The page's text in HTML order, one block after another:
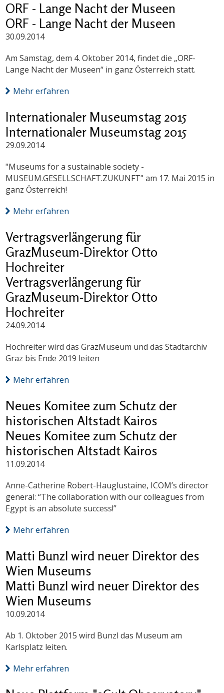
ORF - Lange Nacht der Museen
ORF - Lange Nacht der Museen
30.09.2014
Am Samstag, dem 4. Oktober 2014, findet die „ORF-
Lange Nacht der Museen“ in ganz Österreich statt.
Mehr erfahren
Internationaler Museumstag 2015
Internationaler Museumstag 2015
29.09.2014
"Museums for a sustainable society -
MUSEUM.GESELLSCHAFT.ZUKUNFT" am 17. Mai 2015 in
ganz Österreich!
Mehr erfahren
Vertragsverlängerung für
GrazMuseum-Direktor Otto
Hochreiter
Vertragsverlängerung für
GrazMuseum-Direktor Otto
Hochreiter
24.09.2014
Hochreiter wird das GrazMuseum und das Stadtarchiv
Graz bis Ende 2019 leiten
Mehr erfahren
Neues Komitee zum Schutz der
historischen Altstadt Kairos
Neues Komitee zum Schutz der
historischen Altstadt Kairos
11.09.2014
Anne-Catherine Robert-Hauglustaine, ICOM’s director
general: “The collaboration with our colleagues from
Egypt is an absolute success!”
Mehr erfahren
Matti Bunzl wird neuer Direktor des
Wien Museums
Matti Bunzl wird neuer Direktor des
Wien Museums
10.09.2014
Ab 1. Oktober 2015 wird Bunzl das Museum am
Karlsplatz leiten.
Mehr erfahren